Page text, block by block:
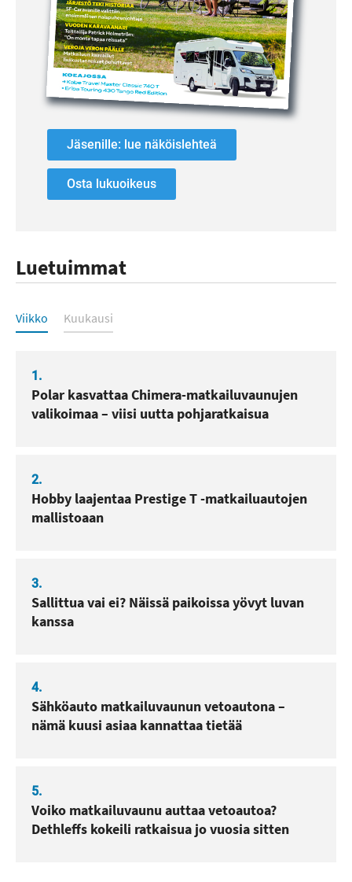
Jäsenille: lue näköislehteä
Osta lukuoikeus
Luetuimmat
Luetuimmat
Viikko Kuukausi
1.
Polar kasvattaa Chimera-matkailuvaunujen
valikoimaa – viisi uutta pohjaratkaisua
2.
Hobby laajentaa Prestige T -matkailuautojen
mallistoaan
3.
Sallittua vai ei? Näissä paikoissa yövyt luvan
kanssa
4.
Sähköauto matkailuvaunun vetoautona –
nämä kuusi asiaa kannattaa tietää
5.
Voiko matkailuvaunu auttaa vetoautoa?
Dethleffs kokeili ratkaisua jo vuosia sitten